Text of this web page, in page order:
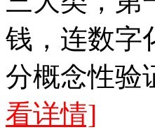
钱，连数字
分概念性验
看详情]